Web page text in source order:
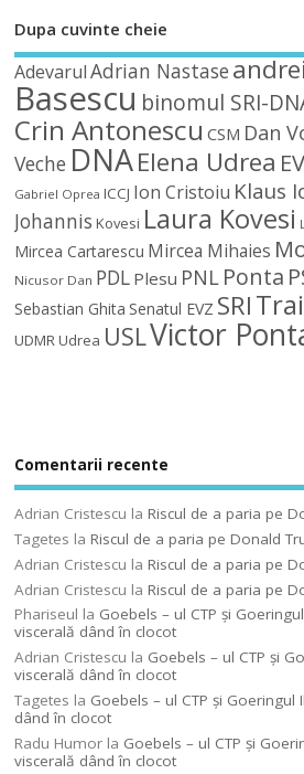
Dupa cuvinte cheie
Adevarul Adrian Nastase
Basescu binomul SRI-
Crin Antonescu CSM Dan
Veche DNAElena Udrea
Gabriel Oprea ICCJ Ion Cristoiu Klaus
Johannis Kovesi Laura Kovesi
Mircea Cartarescu Mircea Mihaies
Nicusor Dan PDL Plesu PNL Ponta
Sebastian Ghita Senatul EVZ SRI
UDMRUdrea USLVictor
Comentarii recente
Adrian Cristescu laRiscul de a paria pe
Tagetes laRiscul de a paria pe Donald
Adrian Cristescu laRiscul de a paria pe
Adrian Cristescu laRiscul de a paria pe
Phariseul la Goebels – ul CTP şi
viscerală dând în clocot
Adrian Cristescu la Goebels – ul CTP şi
viscerală dând în clocot
Tagetes la Goebels – ul CTP şi
dând în clocot
Radu Humor la Goebels – ul CTP şi
viscerală dând în clocot